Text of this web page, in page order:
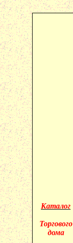
Каталог
Торгового
дома